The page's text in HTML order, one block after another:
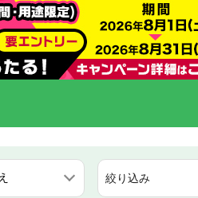
絞り込み